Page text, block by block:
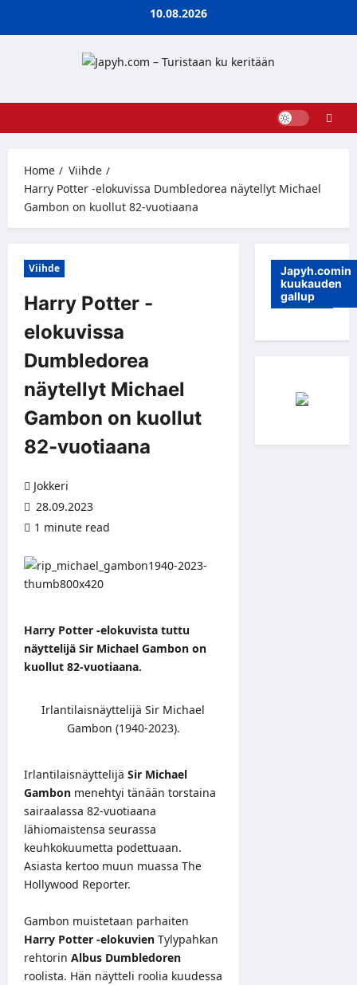
10.08.2026
Home
Viihde
Harry Potter -elokuvissa Dumbledorea näytellyt Michael
Gambon on kuollut 82-vuotiaana
Viihde
Harry Potter -
elokuvissa
Dumbledorea
näytellyt Michael
Gambon on kuollut
82-vuotiaana
Jokkeri
28.09.2023
1 minute read
Harry Potter -elokuvista tuttu
näyttelijä Sir Michael Gambon on
kuollut 82-vuotiaana.
Irlantilaisnäyttelijä Sir Michael
Gambon (1940-2023).
Irlantilaisnäyttelijä Sir Michael
Gambon menehtyi tänään torstaina
sairaalassa 82-vuotiaana
lähiomaistensa seurassa
keuhkokuumetta podettuaan.
Asiasta kertoo muun muassa The
Hollywood Reporter.
Gambon muistetaan parhaiten
Harry Potter -elokuvien Tylypahkan
rehtorin Albus Dumbledoren
roolista. Hän näytteli roolia kuudessa
Japyh.comin
kuukauden
gallup